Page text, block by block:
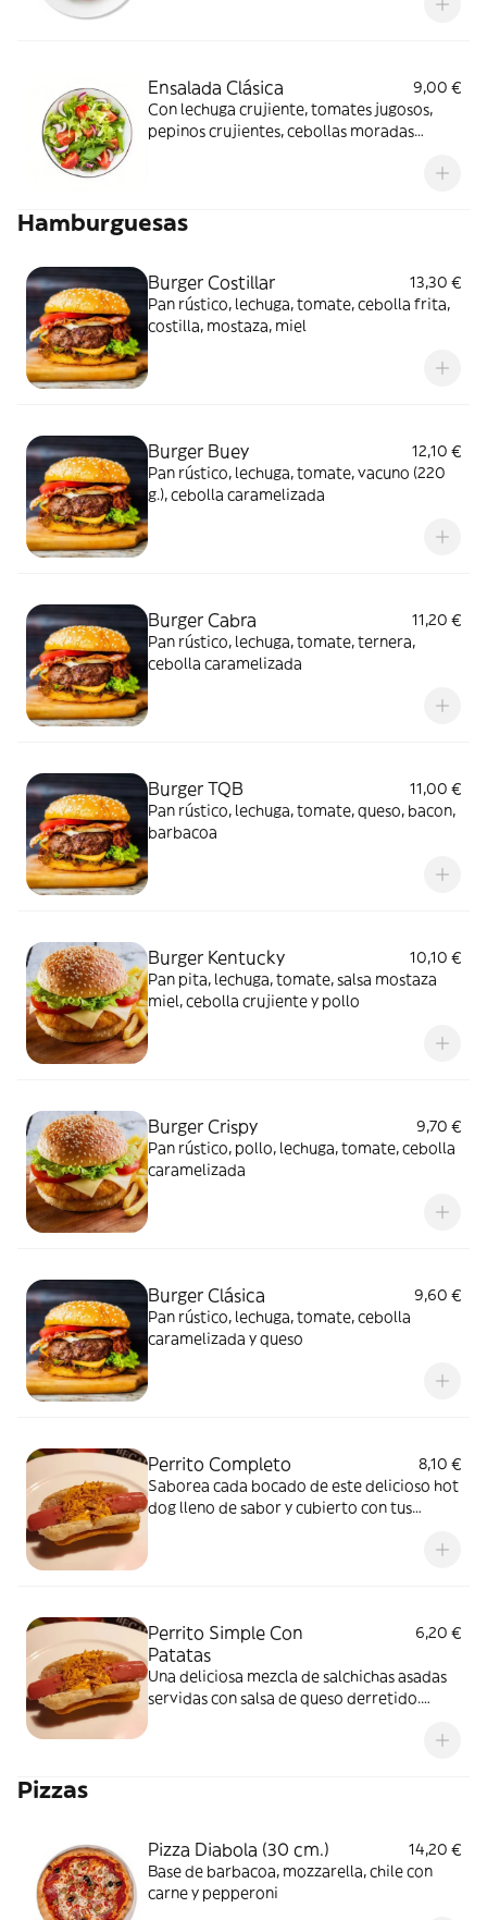
Ensalada Clásica
9,00 €
Con lechuga crujiente, tomates jugosos,
pepinos crujientes, cebollas moradas
Hamburguesas
Burger Costillar
13,30 €
Pan rústico, lechuga, tomate, cebolla frita,
costilla, mostaza, miel
Burger Buey
12,10 €
Pan rústico, lechuga, tomate, vacuno (220
g.), cebolla caramelizada
Burger Cabra
11,20 €
Pan rústico, lechuga, tomate, ternera,
cebolla caramelizada
Burger TQB
11,00 €
Pan rústico, lechuga, tomate, queso, bacon,
barbacoa
Burger Kentucky
10,10 €
Pan pita, lechuga, tomate, salsa mostaza
miel, cebolla crujiente y pollo
Burger Crispy
9,70 €
Pan rústico, pollo, lechuga, tomate, cebolla
caramelizada
Burger Clásica
9,60 €
Pan rústico, lechuga, tomate, cebolla
caramelizada y queso
Perrito Completo
8,10 €
Saborea cada bocado de este delicioso hot
dog lleno de sabor y cubierto con tus
Perrito Simple Con
Patatas
6,20 €
Una deliciosa mezcla de salchichas asadas
servidas con salsa de queso derretido.
Pizzas
Pizza Diabola (30 cm.)
14,20 €
Base de barbacoa, mozzarella, chile con
carne y pepperoni